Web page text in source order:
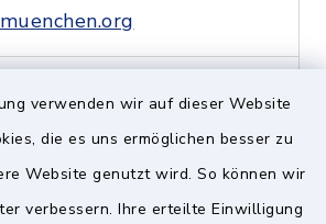
verwenden wir auf dieser Website
die es uns ermöglichen besser zu
Website genutzt wird. So können wir
verbessern. Ihre erteilte Einwilligung
Perlach-